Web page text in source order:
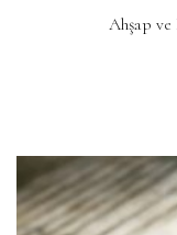
Ahşap